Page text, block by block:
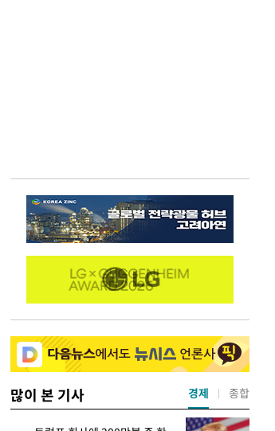
많이 본 기사 경제 종합